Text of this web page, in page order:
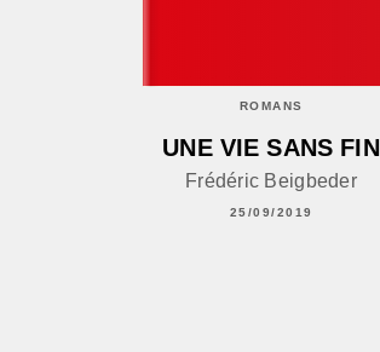
ROMANS
UNE VIE SANS FIN
Frédéric Beigbeder
25/09/2019